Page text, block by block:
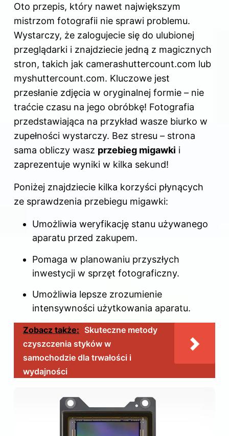
Oto przepis, który nawet największym
mistrzom fotografii nie sprawi problemu.
Wystarczy, że zalogujecie się do ulubionej
przeglądarki i znajdziecie jedną z magicznych
stron, takich jak camerashuttercount.com lub
myshuttercount.com. Kluczowe jest
przesłanie zdjęcia w oryginalnej formie – nie
traćcie czasu na jego obróbkę! Fotografia
przedstawiająca na przykład wasze biurko w
zupełności wystarczy. Bez stresu – strona
sama obliczy wasz przebieg migawki i
zaprezentuje wyniki w kilka sekund!
Poniżej znajdziecie kilka korzyści płynących
ze sprawdzenia przebiegu migawki:
Umożliwia weryfikację stanu używanego
aparatu przed zakupem.
Pomaga w planowaniu przyszłych
inwestycji w sprzęt fotograficzny.
Umożliwia lepsze zrozumienie
intensywności użytkowania aparatu.
Zobacz także: Skuteczne metody
czyszczenia styków w
samochodzie dla trwałości i
wydajności